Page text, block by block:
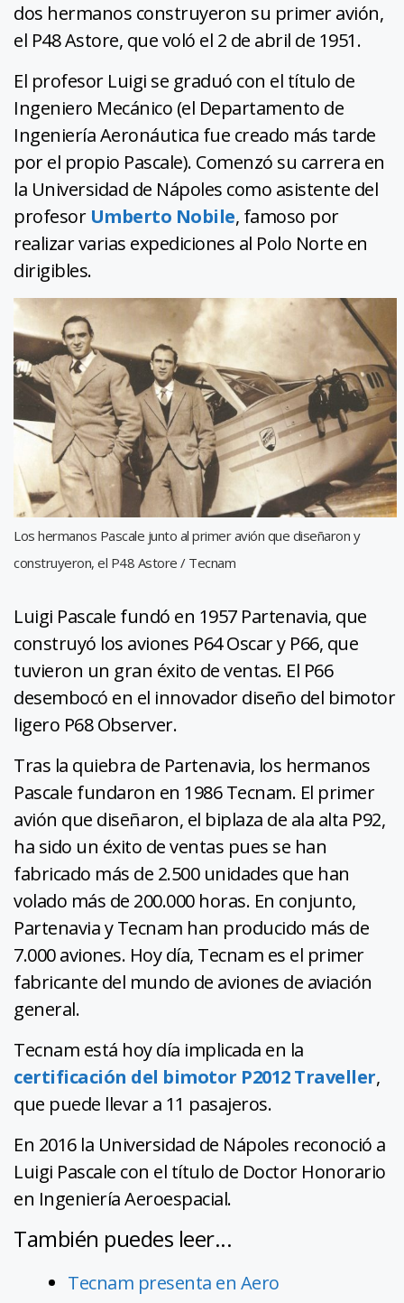
dos hermanos construyeron su primer avión,
el P48 Astore, que voló el 2 de abril de 1951.
El profesor Luigi se graduó con el título de
Ingeniero Mecánico (el Departamento de
Ingeniería Aeronáutica fue creado más tarde
por el propio Pascale). Comenzó su carrera en
la Universidad de Nápoles como asistente del
profesor Umberto Nobile, famoso por
realizar varias expediciones al Polo Norte en
dirigibles.
Los hermanos Pascale junto al primer avión que diseñaron y
construyeron, el P48 Astore / Tecnam
Luigi Pascale fundó en 1957 Partenavia, que
construyó los aviones P64 Oscar y P66, que
tuvieron un gran éxito de ventas. El P66
desembocó en el innovador diseño del bimotor
ligero P68 Observer.
Tras la quiebra de Partenavia, los hermanos
Pascale fundaron en 1986 Tecnam. El primer
avión que diseñaron, el biplaza de ala alta P92,
ha sido un éxito de ventas pues se han
fabricado más de 2.500 unidades que han
volado más de 200.000 horas. En conjunto,
Partenavia y Tecnam han producido más de
7.000 aviones. Hoy día, Tecnam es el primer
fabricante del mundo de aviones de aviación
general.
Tecnam está hoy día implicada en la
certificación del bimotor P2012 Traveller,
que puede llevar a 11 pasajeros.
En 2016 la Universidad de Nápoles reconoció a
Luigi Pascale con el título de Doctor Honorario
en Ingeniería Aeroespacial.
También puedes leer...
Tecnam presenta en Aero